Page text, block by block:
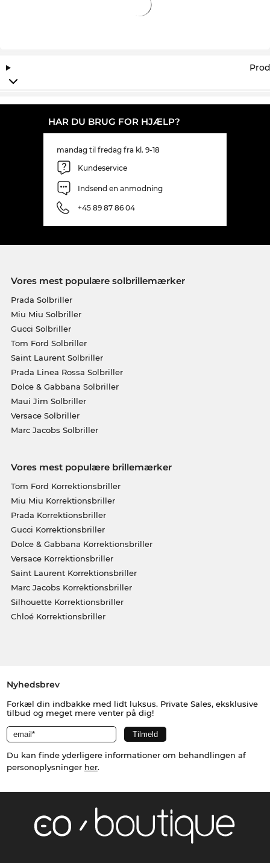
HAR DU BRUG FOR HJÆLP?
mandag til fredag fra kl. 9-18
Kundeservice
Indsend en anmodning
+45 89 87 86 04
Vores mest populære solbrillemærker
Prada Solbriller
Miu Miu Solbriller
Gucci Solbriller
Tom Ford Solbriller
Saint Laurent Solbriller
Prada Linea Rossa Solbriller
Dolce & Gabbana Solbriller
Maui Jim Solbriller
Versace Solbriller
Marc Jacobs Solbriller
Vores mest populære brillemærker
Tom Ford Korrektionsbriller
Miu Miu Korrektionsbriller
Prada Korrektionsbriller
Gucci Korrektionsbriller
Dolce & Gabbana Korrektionsbriller
Versace Korrektionsbriller
Saint Laurent Korrektionsbriller
Marc Jacobs Korrektionsbriller
Silhouette Korrektionsbriller
Chloé Korrektionsbriller
Nyhedsbrev
Forkæl din indbakke med lidt luksus. Private Sales, eksklusive
tilbud og meget mere venter på dig!
Du kan finde yderligere informationer om behandlingen af
personoplysninger her.